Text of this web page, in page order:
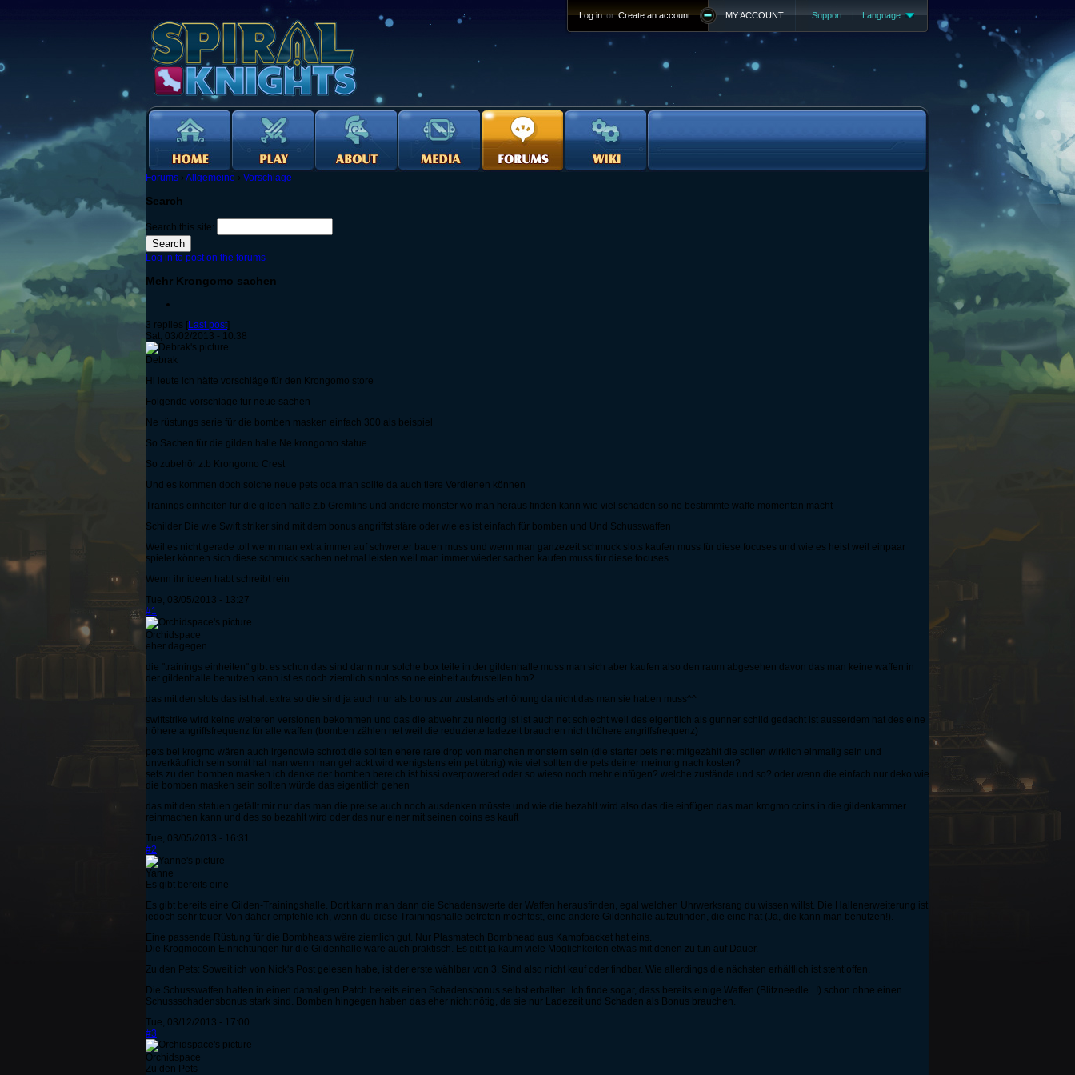
Support | Language
MY ACCOUNT
Log in or Create an account
Forums › Allgemeine › Vorschläge
Search
Search this site:
Log in to post on the forums
Mehr Krongomo sachen
3 replies [Last post]
Sat, 03/02/2013 - 10:38
Debrak
Hi leute ich hätte vorschläge für den Krongomo store
Folgende vorschläge für neue sachen
Ne rüstungs serie für die bomben masken einfach 300 als beispiel
So Sachen für die gilden halle Ne krongomo statue
So zubehör z.b Krongomo Crest
Und es kommen doch solche neue pets oda man sollte da auch tiere Verdienen können
Tranings einheiten für die gilden halle z.b Gremlins und andere monster wo man heraus finden kann wie viel schaden so ne bestimmte waffe momentan macht
Schilder Die wie Swift striker sind mit dem bonus angriffst stäre oder wie es ist einfach für bomben und Und Schusswaffen
Weil es nicht gerade toll wenn man extra immer auf schwerter bauen muss und wenn man ganzezeit schmuck slots kaufen muss für diese focuses und wie es heist weil einpaar
spieler können sich diese schmuck sachen net mal leisten weil man immer wieder sachen kaufen muss für diese focuses
Wenn ihr ideen habt schreibt rein
Tue, 03/05/2013 - 13:27
#1
Orchidspace
eher dagegen
die "trainings einheiten" gibt es schon das sind dann nur solche box teile in der gildenhalle muss man sich aber kaufen also den raum abgesehen davon das man keine waffen in
der gildenhalle benutzen kann ist es doch ziemlich sinnlos so ne einheit aufzustellen hm?
das mit den slots das ist halt extra so die sind ja auch nur als bonus zur zustands erhöhung da nicht das man sie haben muss^^
swiftstrike wird keine weiteren versionen bekommen und das die abwehr zu niedrig ist ist auch net schlecht weil des eigentlich als gunner schild gedacht ist ausserdem hat des eine
höhere angriffsfrequenz für alle waffen (bomben zählen net weil die reduzierte ladezeit brauchen nicht höhere angriffsfrequenz)
pets bei krogmo wären auch irgendwie schrott die sollten ehere rare drop von manchen monstern sein (die starter pets net mitgezählt die sollen wirklich einmalig sein und
unverkäuflich sein somit hat man wenn man gehackt wird wenigstens ein pet übrig) wie viel sollten die pets deiner meinung nach kosten?
sets zu den bomben masken ich denke der bomben bereich ist bissi overpowered oder so wieso noch mehr einfügen? welche zustände und so? oder wenn die einfach nur deko wie
die bomben masken sein sollten würde das eigentlich gehen
das mit den statuen gefällt mir nur das man die preise auch noch ausdenken müsste und wie die bezahlt wird also das die einfügen das man krogmo coins in die gildenkammer
reinmachen kann und des so bezahlt wird oder das nur einer mit seinen coins es kauft
Tue, 03/05/2013 - 16:31
#2
Yanne
Es gibt bereits eine
Es gibt bereits eine Gilden-Trainingshalle. Dort kann man dann die Schadenswerte der Waffen herausfinden, egal welchen Uhrwerksrang du wissen willst. Die Hallenerweiterung ist
jedoch sehr teuer. Von daher empfehle ich, wenn du diese Trainingshalle betreten möchtest, eine andere Gildenhalle aufzufinden, die eine hat (Ja, die kann man benutzen!).
Eine passende Rüstung für die Bombheats wäre ziemlich gut. Nur Plasmatech Bombhead aus Kampfpacket hat eins.
Die Krogmocoin Einrichtungen für die Gildenhalle wäre auch praktisch. Es gibt ja kaum viele Möglichkeiten etwas mit denen zu tun auf Dauer.
Zu den Pets: Soweit ich von Nick's Post gelesen habe, ist der erste wählbar von 3. Sind also nicht kauf oder findbar. Wie allerdings die nächsten erhältlich ist steht offen.
Die Schusswaffen hatten in einen damaligen Patch bereits einen Schadensbonus selbst erhalten. Ich finde sogar, dass bereits einige Waffen (Blitzneedle...!) schon ohne einen
Schussschadensbonus stark sind. Bomben hingegen haben das eher nicht nötig, da sie nur Ladezeit und Schaden als Bonus brauchen.
Tue, 03/12/2013 - 17:00
#3
Orchidspace
Zu den Pets